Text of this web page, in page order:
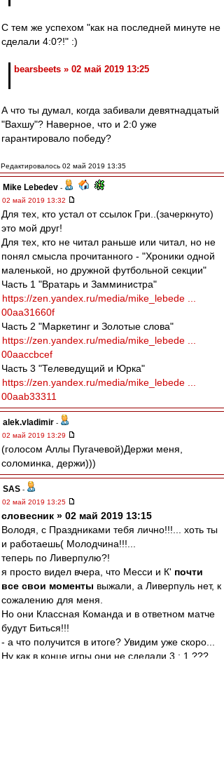
С тем же успехом "как на последней минуте не
сделали 4:0?!" :)
bearsbeets » 02 май 2019 13:25
А что ты думал, когда забивали девятнадцатый
"Вахшу"? Наверное, что и 2:0 уже
гарантировало победу?
Редактировалось 02 май 2019 13:35
Mike Lebedev -
02 май 2019 13:32
Для тех, кто устал от ссылок Гри..(зачеркнуто)
это мой друг!
Для тех, кто не читал раньше или читал, но не
понял смысла прочитанного - "Хроники одной
маленькой, но дружной футбольной секции"
Часть 1 "Вратарь и Замминистра"
https://zen.yandex.ru/media/mike_lebede ...
00aa31660f
Часть 2 "Маркетинг и Золотые слова"
https://zen.yandex.ru/media/mike_lebede ...
00aaccbcef
Часть 3 "Телеведущий и Юрка"
https://zen.yandex.ru/media/mike_lebede ...
00aab33311
alek.vladimir -
02 май 2019 13:29
(голосом Аллы Пугачевой)Держи меня,
соломинка, держи)))
SAS -
02 май 2019 13:25
словесник » 02 май 2019 13:15
Володя, с Праздниками тебя лично!!!... хоть ты
и работаешь( Молодчина!!!...
теперь по Ливерпулю?!
я просто видел вчера, что Месси и К' почти
все свои моменты выжали, а Ливерпуль нет, к
сожалению для меня.
Но они Классная Команда и в ответном матче
будут Биться!!!
- а что получится в итоге? Увидим уже скоро...
Ну как в конце игры они не сделали 3 : 1 ???...